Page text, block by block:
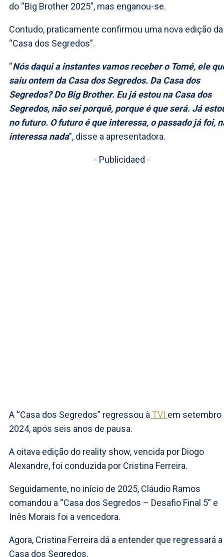
do “Big Brother 2025”, mas enganou-se.
Contudo, praticamente confirmou uma nova edição da
“Casa dos Segredos”.
“Nós daqui a instantes vamos receber o Tomé, ele
saiu ontem da Casa dos Segredos. Da Casa dos
Segredos? Do Big Brother. Eu já estou na Casa dos
Segredos, não sei porquê, porque é que será. Já
no futuro. O futuro é que interessa, o passado já foi,
interessa nada”, disse a apresentadora.
- Publicidaed -
A “Casa dos Segredos” regressou à TVI em setembro
2024, após seis anos de pausa.
A oitava edição do reality show, vencida por Diogo
Alexandre, foi conduzida por Cristina Ferreira.
Seguidamente, no início de 2025, Cláudio Ramos
comandou a “Casa dos Segredos – Desafio Final 5” e
Inês Morais foi a vencedora.
Agora, Cristina Ferreira dá a entender que regressará a
Casa dos Segredos.